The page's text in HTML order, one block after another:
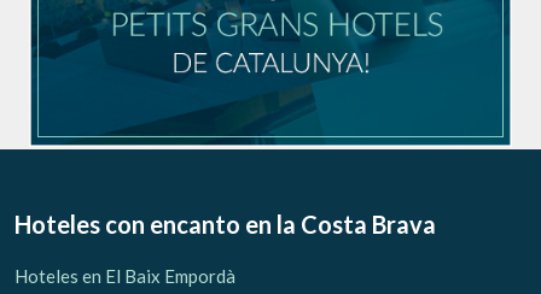
Hoteles con encanto en la Costa Brava
Hoteles en El Baix Empordà